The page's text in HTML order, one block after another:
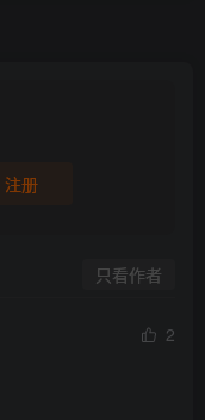
注册
只看作者
2